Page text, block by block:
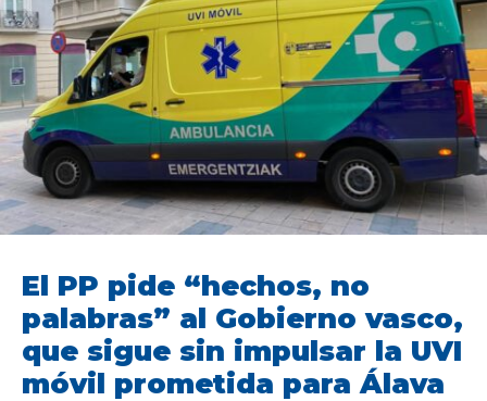
El PP pide “hechos, no
palabras” al Gobierno vasco,
que sigue sin impulsar la UVI
móvil prometida para Álava